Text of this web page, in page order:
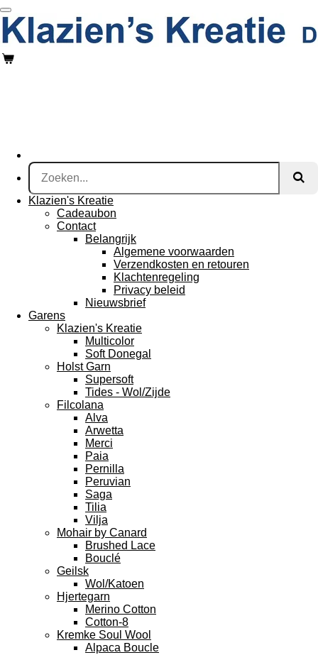
Ga
direct
naar
hoofdinhoud
Klazien's Kreatie
Cadeaubon
Contact
Belangrijk
Algemene voorwaarden
Verzendkosten en retouren
Klachtenregeling
Privacy beleid
Nieuwsbrief
Garens
Klazien's Kreatie
Multicolor
Soft Donegal
Holst Garn
Supersoft
Tides - Wol/Zijde
Filcolana
Alva
Arwetta
Merci
Paia
Pernilla
Peruvian
Saga
Tilia
Vilja
Mohair by Canard
Brushed Lace
Bouclé
Geilsk
Wol/Katoen
Hjertegarn
Merino Cotton
Cotton-8
Kremke Soul Wool
Alpaca Boucle